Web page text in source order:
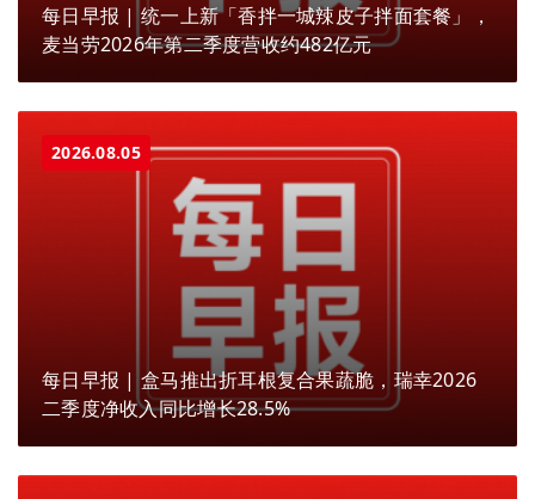
每日早报 | 统一上新「香拌一城辣皮子拌面套餐」，
麦当劳2026年第二季度营收约482亿元
2026.08.05
每日早报 | 盒马推出折耳根复合果蔬脆，瑞幸2026
二季度净收入同比增长28.5%